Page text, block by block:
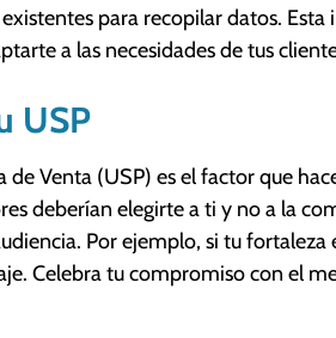
existentes para recopilar datos.
a las necesidades de tus
USP
de Venta (USP) es el factor que
deberían elegirte a ti y no a la
Por ejemplo, si tu fortaleza
Celebra tu compromiso con el